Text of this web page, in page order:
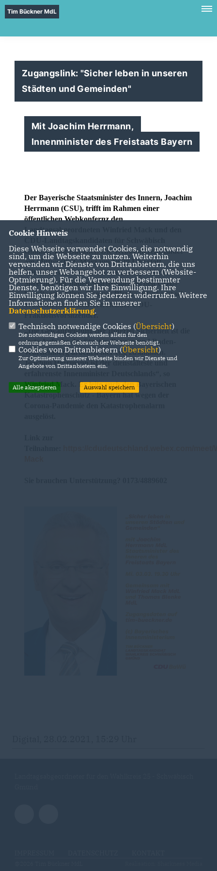
Tim Bückner MdL
Zugangslink: "Sicher leben in unseren
Städten und Gemeinden"
Mit Joachim Herrmann,
Innenminister des Freistaats Bayern
Der Bayerische Staatsminister des Innern, Joachim
Herrmann (CSU), trifft im Rahmen einer
öffentlichen Webkonfernz den
Landtagsabgeordneten Winfried Mack und den
Gmünd, Tim Bückner. Die Webkonferenz findet
am Mittwoch, 3. März um 19:30 Uhr statt.
Mit dabei sein wird auch der innenpolitische
Sprecher der baden-württembergischen CDU-
Landtagsfraktion, Thomas Blenke. Blenke ist wie
Winfried Mack stellvertretender CDU-
Fraktionsvorsitzender.
Die Gewährleistung der Inneren Sicherheit ist die
erste Aufgabe des Staates. Bayern und Baden-
Württemberg arbeiten hier eng zusammen.
Joachim Herrmann ist der dienstälteste und
Winfried Mack. Er leite auch den Bayerischen
Katastrophenschutz - Bayern hat wegen der
Cookie Hinweis
Diese Webseite verwendet Cookies, die notwendig
sind, um die Webseite zu nutzen. Weiterhin
verwenden wir Dienste von Drittanbietern, die uns
helfen, unser Webangebot zu verbessern (Website-
Optmierung). Für die Verwendung bestimmter
Dienste, benötigen wir Ihre Einwilligung. Ihre
Einwilligung können Sie jederzeit widerrufen. Weitere
Informationen finden Sie in unserer
Datenschutzerklärung.
Technisch notwendige Cookies (Übersicht)
Die notwendigen Cookies werden allein für den
ordnungsgemäßen Gebrauch der Webseite benötigt.
Cookies von Drittanbietern (Übersicht)
Zur Optimierung unserer Webseite binden wir Dienste und
Angebote von Drittanbietern ein.
Alle akzeptieren Auswahl speichern